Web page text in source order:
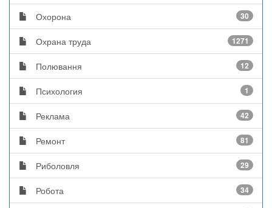
Охорона 30
Охрана труда 1271
Полювання 12
Психология 1
Реклама 42
Ремонт 81
Риболовля 29
Робота 34